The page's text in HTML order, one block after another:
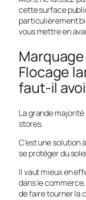
cette surface
particulièrement
vous mettre en
Flocage
faut-il
La grande
stores.
C’est une solution
se protéger du
Il vaut mieux en
dans le
de faire tourner la